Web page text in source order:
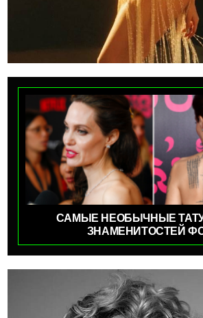
САМЫЕ НЕОБЫЧНЫЕ
ЗНАМЕНИТОСТЕЙ